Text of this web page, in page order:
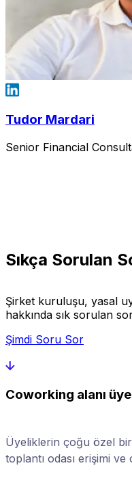
Tudor Mardari
Senior Financial
Sıkça Sorulan
Şirket kuruluşu, yasal
hakkında sık sorulan
Şimdi Soru Sor
Coworking alanı
Üyeliklerin çoğu özel
toplantı odası erişimi ve